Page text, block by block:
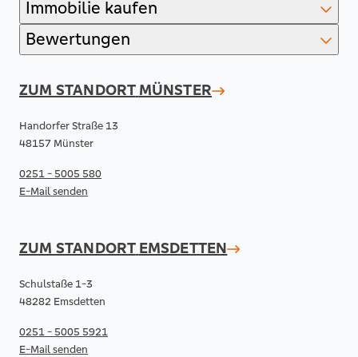
Immobilie kaufen
Bewertungen
ZUM STANDORT MÜNSTER
Handorfer Straße 13
48157 Münster
0251 - 5005 580
E-Mail senden
ZUM STANDORT EMSDETTEN
Schulstaße 1-3
48282 Emsdetten
0251 - 5005 5921
E-Mail senden